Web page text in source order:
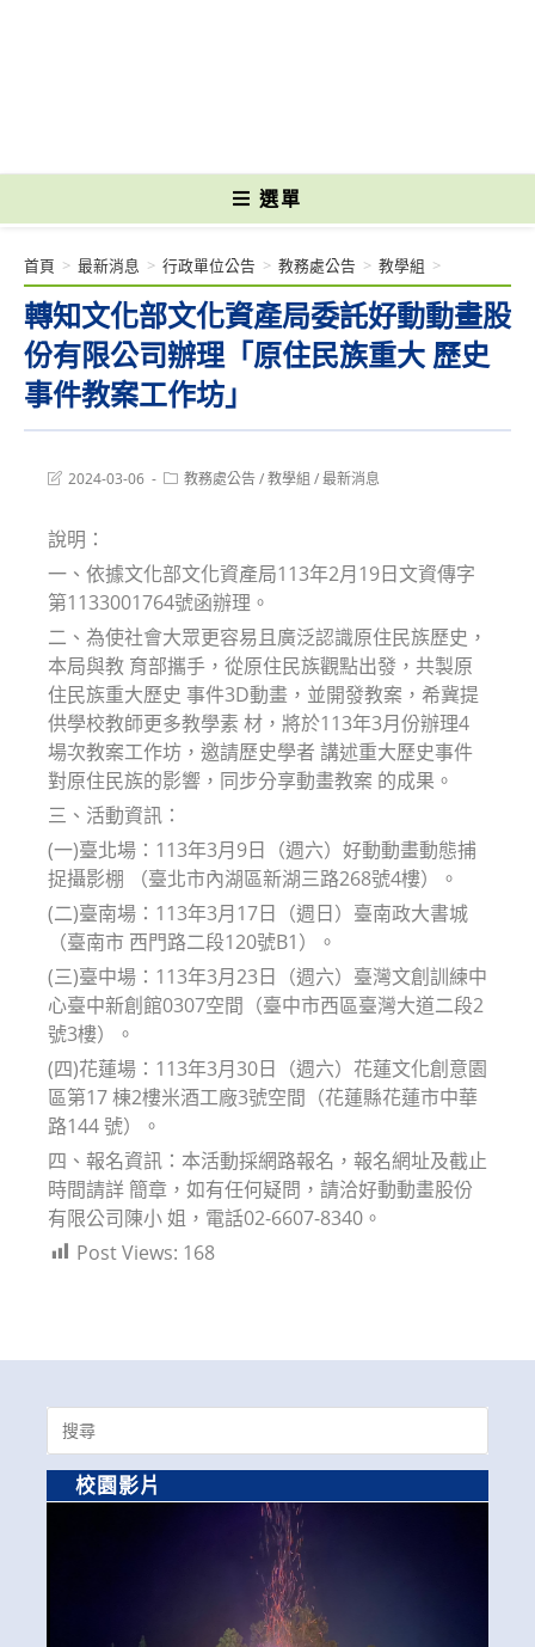
選單
轉知文化部文化資產局委託好動動畫股
份有限公司辦理「原住民族重大 歷史
事件教案工作坊」
首頁 > 最新消息 > 行政單位公告 > 教務處公告 > 教學組 >
Post2024-03-06
Post教務處公告/教學組 /最新消息
說明：
一、依據文化部文化資產局113年2月19日文資傳字
第1133001764號函辦理。
二、為使社會大眾更容易且廣泛認識原住民族歷史，
本局與教 育部攜手，從原住民族觀點出發，共製原
住民族重大歷史 事件3D動畫，並開發教案，希冀提
供學校教師更多教學素 材，將於113年3月份辦理4
場次教案工作坊，邀請歷史學者 講述重大歷史事件
對原住民族的影響，同步分享動畫教案 的成果。
三、活動資訊：
(一)臺北場：113年3月9日（週六）好動動畫動態捕
捉攝影棚 （臺北市內湖區新湖三路268號4樓）。
(二)臺南場：113年3月17日（週日）臺南政大書城
（臺南市 西門路二段120號B1）。
(三)臺中場：113年3月23日（週六）臺灣文創訓練中
心臺中新創館0307空間（臺中市西區臺灣大道二段2
號3樓）。
(四)花蓮場：113年3月30日（週六）花蓮文化創意園
區第17 棟2樓米酒工廠3號空間（花蓮縣花蓮市中華
路144 號）。
四、報名資訊：本活動採網路報名，報名網址及截止
時間請詳 簡章，如有任何疑問，請洽好動動畫股份
有限公司陳小 姐，電話02-6607-8340。
Post Views: 168
Search
for:
校園影片